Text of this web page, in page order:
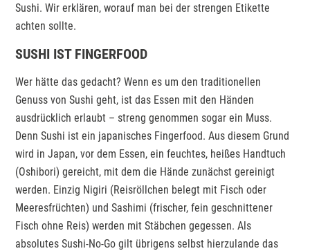
Sushi. Wir erklären, worauf man bei der strengen Etikette
achten sollte.
SUSHI IST FINGERFOOD
Wer hätte das gedacht? Wenn es um den traditionellen
Genuss von Sushi geht, ist das Essen mit den Händen
ausdrücklich erlaubt – streng genommen sogar ein Muss.
Denn Sushi ist ein japanisches Fingerfood. Aus diesem Grund
wird in Japan, vor dem Essen, ein feuchtes, heißes Handtuch
(Oshibori) gereicht, mit dem die Hände zunächst gereinigt
werden. Einzig Nigiri (Reisröllchen belegt mit Fisch oder
Meeresfrüchten) und Sashimi (frischer, fein geschnittener
Fisch ohne Reis) werden mit Stäbchen gegessen. Als
absolutes Sushi-No-Go gilt übrigens selbst hierzulande das